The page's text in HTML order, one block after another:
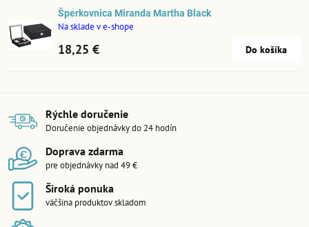
Šperkovnica Miranda Martha Black
Na sklade v e-shope
18,25 € Do košíka
Rýchle doručenie
Doručenie objednávky do 24 hodín
Doprava zdarma
pre objednávky nad 49 €
Široká ponuka
väčšina produktov skladom